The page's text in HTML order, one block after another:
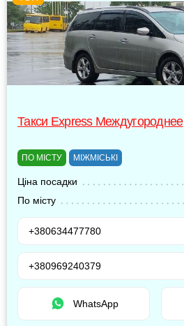
Такси Express Междугороднее
ПО МІСТУ МІЖМІСЬКІ
Ціна посадки
По місту
+380634477780
+380969240379
WhatsApp